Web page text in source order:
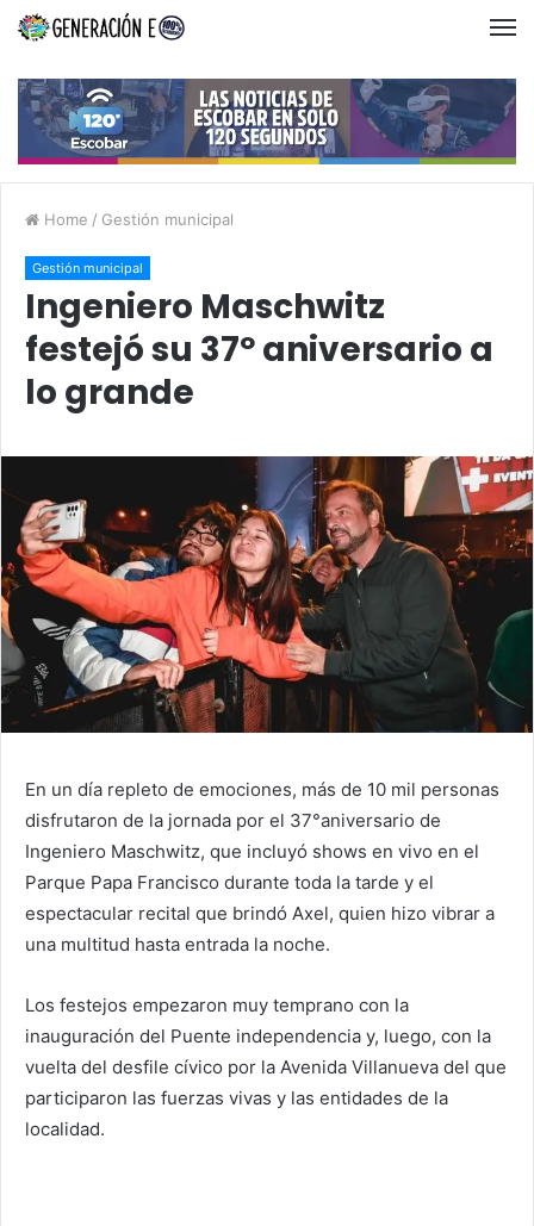
Home / Gestión municipal
Gestión municipal
Ingeniero Maschwitz
festejó su 37º aniversario a
lo grande
En un día repleto de emociones, más de 10 mil personas
disfrutaron de la jornada por el 37°aniversario de
Ingeniero Maschwitz, que incluyó shows en vivo en el
Parque Papa Francisco durante toda la tarde y el
espectacular recital que brindó Axel, quien hizo vibrar a
una multitud hasta entrada la noche.
Los festejos empezaron muy temprano con la
inauguración del Puente independencia y, luego, con la
vuelta del desfile cívico por la Avenida Villanueva del que
participaron las fuerzas vivas y las entidades de la
localidad.